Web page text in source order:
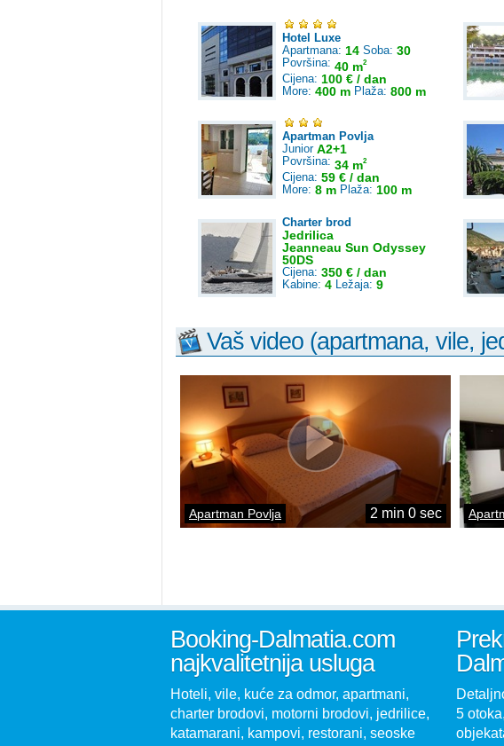
Hotel Luxe
Apartmana: 14 Soba: 30
Površina: 40 m2
Cijena: 100 € / dan
More: 400 m Plaža: 800 m
Apartman Povlja
Junior A2+1
Površina: 34 m2
Cijena: 59 € / dan
More: 8 m Plaža: 100 m
Charter brod
Jedrilica
Jeanneau Sun Odyssey
50DS
Cijena: 350 € / dan
Kabine: 4 Ležaja: 9
Vaš video (apartmana, vile,
Apartman Povlja 2 min 0 sec
Booking-Dalmatia.com
najkvalitetnija usluga
Hoteli, vile, kuće za odmor, apartmani,
charter brodovi, motorni brodovi, jedrilice,
katamarani, kampovi, restorani, seoske
5